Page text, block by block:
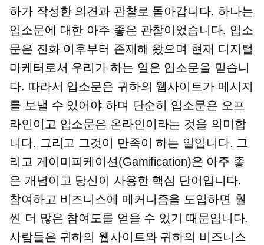
하가 작성한 의견과 관찰로 돌아갑니다. 하나는
입소문에 대한 아주 좋은 관찰이었습니다. 입소
문은 진화 이후부터 존재해 왔으며 현재 디지털
마케터로서 우리가 하는 일은 입소문을 믿습니
다. 따라서 입소문은 귀하의 웹사이트가 메시지
를 보낼 수 있어야 하며 단순히 입소문은 오프
라인이고 입소문은 온라인이라는 것을 의미합
니다. 그리고 그것이 만족이 하는 일입니다. 그
리고 게이미피케이션(Gamification)은 아주 좋
은 개념이고 당신이 사용한 핵심 단어입니다.
참여하고 비즈니스에 메커니즘을 도입하면 훨
씬 더 많은 참여도를 얻을 수 있기 때문입니다.
사람들은 귀하의 웹사이트와 귀하의 비즈니스